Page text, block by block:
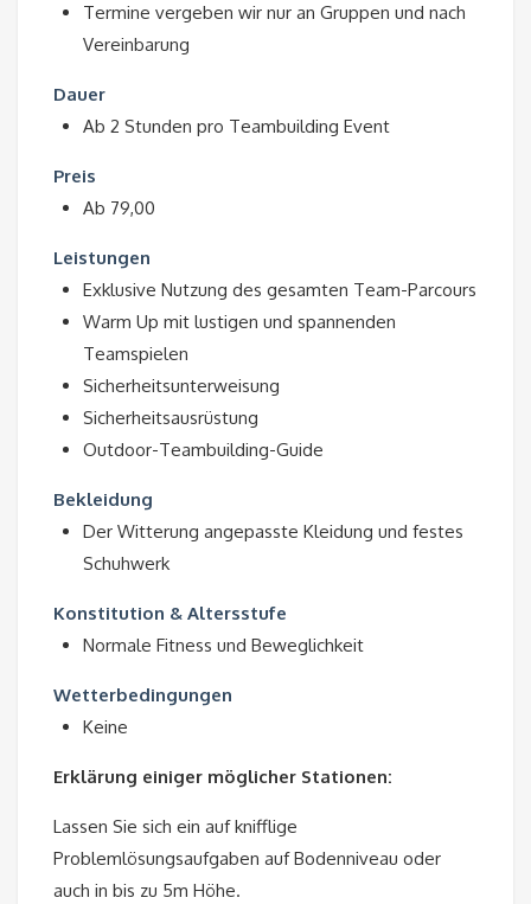
Termine vergeben wir nur an Gruppen und nach
Vereinbarung
Dauer
Ab 2 Stunden pro Teambuilding Event
Preis
Ab 79,00
Leistungen
Exklusive Nutzung des gesamten Team-Parcours
Warm Up mit lustigen und spannenden
Teamspielen
Sicherheitsunterweisung
Sicherheitsausrüstung
Outdoor-Teambuilding-Guide
Bekleidung
Der Witterung angepasste Kleidung und festes
Schuhwerk
Konstitution & Altersstufe
Normale Fitness und Beweglichkeit
Wetterbedingungen
Keine
Erklärung einiger möglicher Stationen:
Lassen Sie sich ein auf knifflige
Problemlösungsaufgaben auf Bodenniveau oder
auch in bis zu 5m Höhe.